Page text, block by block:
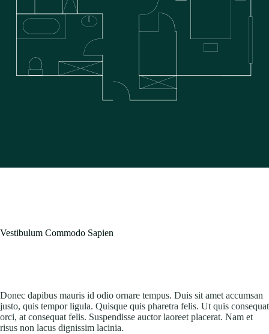
Vestibulum Commodo Sapien
Donec dapibus mauris id odio ornare tempus. Duis sit amet accumsan
justo, quis tempor ligula. Quisque quis pharetra felis. Ut quis consequat
orci, at consequat felis. Suspendisse auctor laoreet placerat. Nam et
risus non lacus dignissim lacinia.